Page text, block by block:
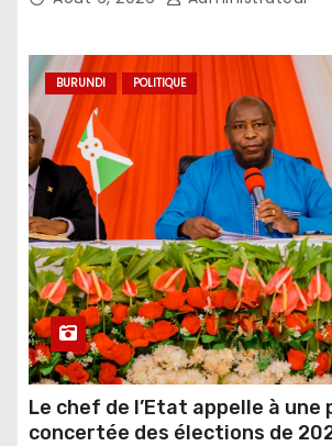
BURUNDI POLITIQUE
Le chef de l’Etat appelle à
concertée des élections de